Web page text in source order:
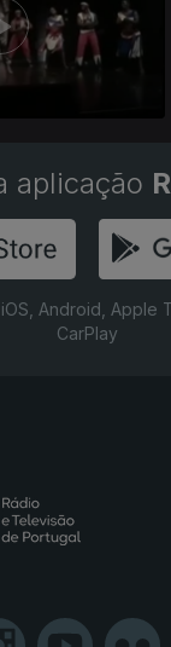
aplicação
Android, Apple
CarPlay